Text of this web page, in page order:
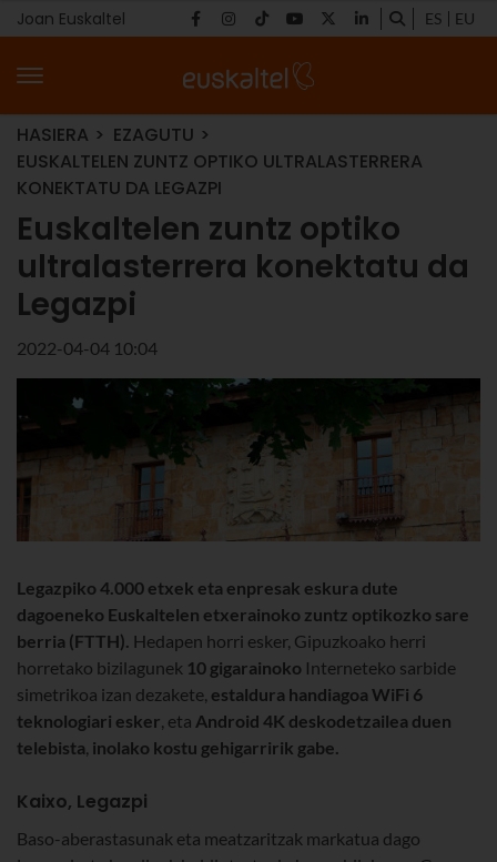
Joan Euskaltel ES EU
HASIERA
EZAGUTU
EUSKALTELEN ZUNTZ OPTIKO ULTRALASTERRERA
KONEKTATU DA LEGAZPI
Euskaltelen zuntz optiko
ultralasterrera konektatu da
Legazpi
2022-04-04 10:04
Legazpiko 4.000 etxek eta enpresak eskura dute
dagoeneko Euskaltelen etxerainoko zuntz optikozko sare
berria (FTTH). Hedapen horri esker, Gipuzkoako herri
horretako bizilagunek 10 gigarainoko Interneteko sarbide
simetrikoa izan dezakete, estaldura handiagoa WiFi 6
teknologiari esker, eta Android 4K deskodetzailea duen
telebista, inolako kostu gehigarririk gabe.
Kaixo, Legazpi
Baso-aberastasunak eta meatzaritzak markatua dago